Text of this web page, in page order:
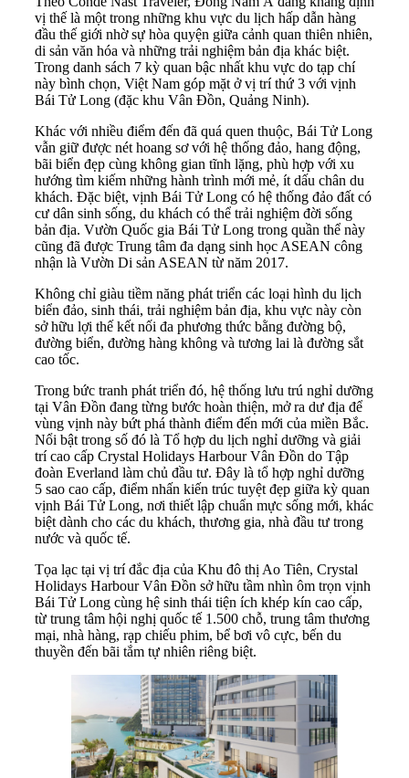
vị thế là một trong những khu vực du lịch hấp dẫn hàng
đầu thế giới nhờ sự hòa quyện giữa cảnh quan thiên nhiên,
di sản văn hóa và những trải nghiệm bản địa khác biệt.
Trong danh sách 7 kỳ quan bậc nhất khu vực do tạp chí
này bình chọn, Việt Nam góp mặt ở vị trí thứ 3 với vịnh
Bái Tử Long (đặc khu Vân Đồn, Quảng Ninh).
Khác với nhiều điểm đến đã quá quen thuộc, Bái Tử Long
vẫn giữ được nét hoang sơ với hệ thống đảo, hang động,
bãi biển đẹp cùng không gian tĩnh lặng, phù hợp với xu
hướng tìm kiếm những hành trình mới mẻ, ít dấu chân du
khách. Đặc biệt, vịnh Bái Tử Long có hệ thống đảo đất có
cư dân sinh sống, du khách có thể trải nghiệm đời sống
bản địa. Vườn Quốc gia Bái Tử Long trong quần thể này
cũng đã được Trung tâm đa dạng sinh học ASEAN công
nhận là Vườn Di sản ASEAN từ năm 2017.
Không chỉ giàu tiềm năng phát triển các loại hình du lịch
biển đảo, sinh thái, trải nghiệm bản địa, khu vực này còn
sở hữu lợi thế kết nối đa phương thức bằng đường bộ,
đường biển, đường hàng không và tương lai là đường sắt
cao tốc.
Trong bức tranh phát triển đó, hệ thống lưu trú nghỉ dưỡng
tại Vân Đồn đang từng bước hoàn thiện, mở ra dư địa để
vùng vịnh này bứt phá thành điểm đến mới của miền Bắc.
Nổi bật trong số đó là Tổ hợp du lịch nghỉ dưỡng và giải
trí cao cấp Crystal Holidays Harbour Vân Đồn do Tập
đoàn Everland làm chủ đầu tư. Đây là tổ hợp nghỉ dưỡng
5 sao cao cấp, điểm nhấn kiến trúc tuyệt đẹp giữa kỳ quan
vịnh Bái Tử Long, nơi thiết lập chuẩn mực sống mới, khác
biệt dành cho các du khách, thương gia, nhà đầu tư trong
nước và quốc tế.
Tọa lạc tại vị trí đắc địa của Khu đô thị Ao Tiên, Crystal
Holidays Harbour Vân Đồn sở hữu tầm nhìn ôm trọn vịnh
Bái Tử Long cùng hệ sinh thái tiện ích khép kín cao cấp,
từ trung tâm hội nghị quốc tế 1.500 chỗ, trung tâm thương
mại, nhà hàng, rạp chiếu phim, bể bơi vô cực, bến du
thuyền đến bãi tắm tự nhiên riêng biệt.